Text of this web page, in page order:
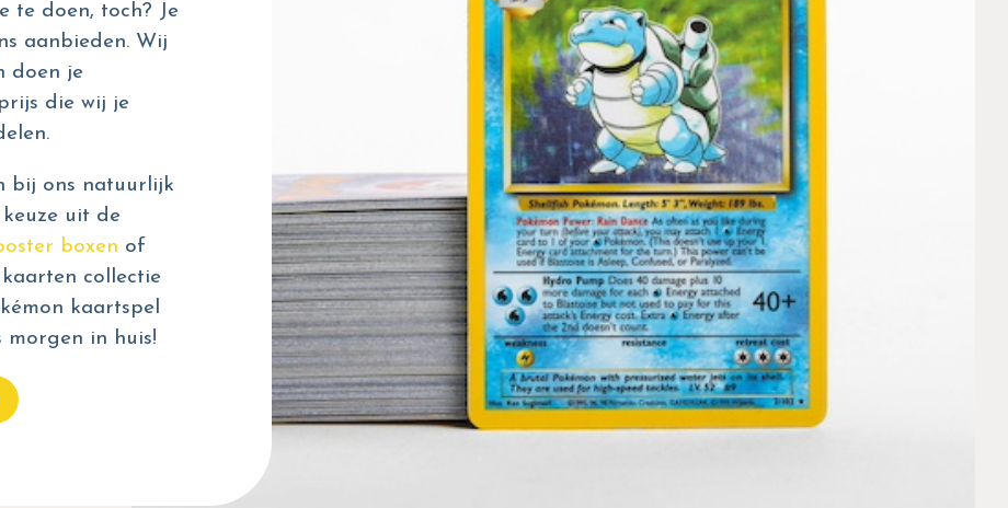
te doen, toch? Je
aanbieden. Wij
doen je
die wij je
bij ons natuurlijk
uit de
boxen of
collectie
kaartspel
morgen in huis!